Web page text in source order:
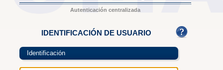
Autenticación centralizada
IDENTIFICACIÓN DE USUARIO
Identificación